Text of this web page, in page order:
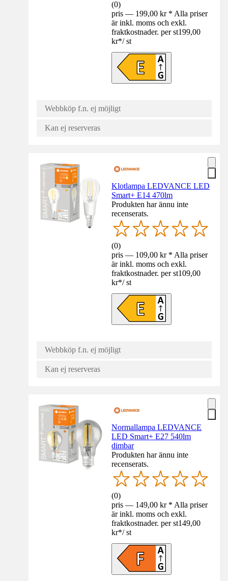
(0)
pris — 199,00 kr * Alla priser
är inkl. moms och exkl.
fraktkostnader. per st199,00
kr*/ st
Webbköp f.n. ej möjligt
Kan ej reserveras
Klotlampa LEDVANCE LED
Smart+ E14 470lm
Produkten har ännu inte
recenserats.
(0)
pris — 109,00 kr * Alla priser
är inkl. moms och exkl.
fraktkostnader. per st109,00
kr*/ st
Webbköp f.n. ej möjligt
Kan ej reserveras
Normallampa LEDVANCE
LED Smart+ E27 540lm
dimbar
Produkten har ännu inte
recenserats.
(0)
pris — 149,00 kr * Alla priser
är inkl. moms och exkl.
fraktkostnader. per st149,00
kr*/ st